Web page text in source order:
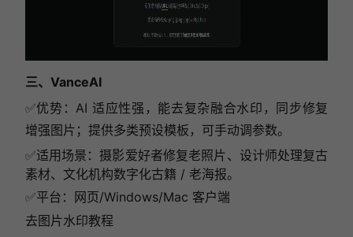
三、VanceAI
✅优势：AI 适应性强，能去复杂融合水印，同步修复
增强图片；提供多类预设模板，可手动调参数。
✅适用场景：摄影爱好者修复老照片、设计师处理复古
素材、文化机构数字化古籍 / 老海报。
✅平台：网页/Windows/Mac 客户端
去图片水印教程